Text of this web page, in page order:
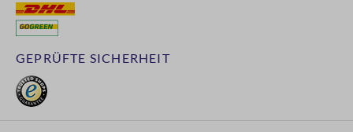
GEPRÜFTE SICHERHEIT